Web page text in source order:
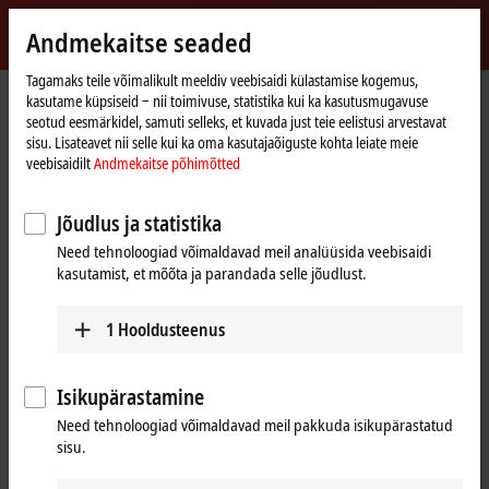
Beckhoff
-
New
Automation
Technology
Avaleht Ettevõte
Uudised
SPS 2023, Day 2: Beckhoff Live + Interactive, Nov. 15, 2023
Kui klõpsate nupul „Nõustun“, kuvatakse video ja kohandatakse
privaatsussätteid; selle protsessi käigus laaditakse Vimeo väline
sisu. Palun tutvuge meie andmekaitse põhimõtetega. Palun
Andmekaitse seaded
Tagamaks teile võimalikult meeldiv veebisaidi külastamise kogemus,
kasutame küpsiseid ‒ nii toimivuse, statistika kui ka kasutusmugavuse
seotud eesmärkidel, samuti selleks, et kuvada just teie eelistusi arvestavat
sisu. Lisateavet nii selle kui ka oma kasutajaõiguste kohta leiate meie
veebisaidiltAndmekaitse põhimõtted
Jõudlus ja statistika
Need tehnoloogiad võimaldavad meil analüüsida veebisaidi
kasutamist, et mõõta ja parandada selle jõudlust.
1 Hooldusteenus
Isikupärastamine
Need tehnoloogiad võimaldavad meil pakkuda isikupärastatud
sisu.